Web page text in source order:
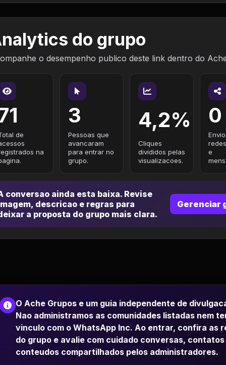
do grupo
o desempenho publico deste link dentro do
de
na
3
Pessoas que
avancaram
para entrar no
grupo.
4,2%
Cliques
divididos pelas
visualizacoes.
0
e
conversao ainda esta baixa. Revise
descricao e regras para
a proposta do grupo mais clara.
Gerenciar
O Ache Grupos e um guia independente de
Nao administramos as comunidades listadas nem
vinculo com o WhatsApp Inc. Ao entrar, confira as
do grupo e avalie com cuidado conversas, contatos
conteudos compartilhados pelos administradores.